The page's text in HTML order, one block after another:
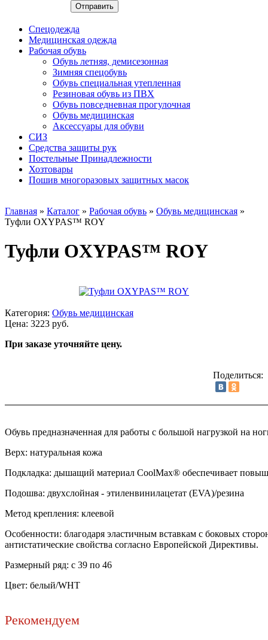
Спецодежда
Медицинская одежда
Рабочая обувь
Обувь летняя, демисезонная
Зимняя спецобувь
Обувь специальная утепленная
Резиновая обувь из ПВХ
Обувь повседневная прогулочная
Обувь медицинская
Аксессуары для обуви
СИЗ
Средства защиты рук
Постельные Принадлежности
Хозтовары
Пошив многоразовых защитных масок
Главная » Каталог » Рабочая обувь » Обувь медицинская »
Туфли OXYPAS™ ROY
Туфли OXYPAS™ ROY
Категория: Обувь медицинская
Цена: 3223 руб.
При заказе уточняйте цену.
Поделиться:
Обувь предназначенная для работы с большой нагрузкой на
Верх: натуральная кожа
Подкладка: дышащий материал CoolMax® обеспечивает
Подошва: двухслойная - этиленвинилацетат (EVA)/резина
Метод крепления: клеевой
Особенности: благодаря эластичным вставкам с боковых
антистатические свойства согласно Европейской Директивы.
Размерный ряд: с 39 по 46
Цвет: белый/WHT
Рекомендуем